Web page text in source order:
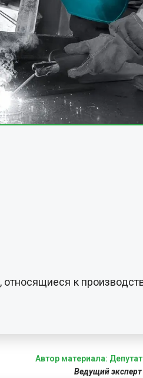
, относящиеся к
Автор материала:
Ведущий эксперт